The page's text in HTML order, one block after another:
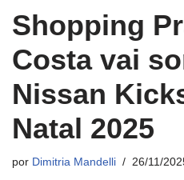
Shopping
Costa vai
Nissan
Natal 2025
por Dimitria Mandelli 26/11/